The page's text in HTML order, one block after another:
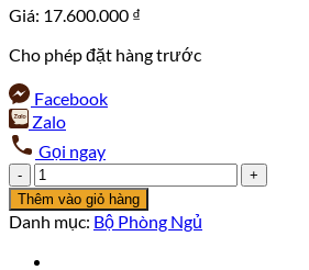
Giá: 17.600.000 ₫
Cho phép đặt hàng trước
Facebook
Zalo
Gọi ngay
Bộ
phòng
ngủ
mơ
Thêm vào giỏ hàng
Danh mục: Bộ Phòng Ngủ